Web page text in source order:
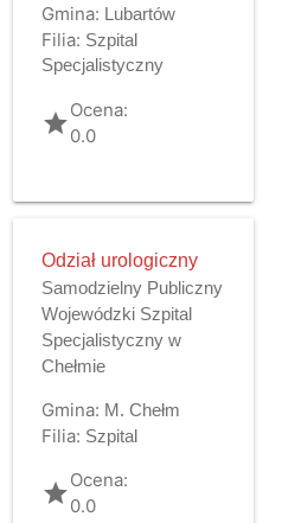
Gmina: Lubartów
Filia: Szpital
Specjalistyczny
gradeOcena:
0.0
Odział urologiczny
Samodzielny Publiczny
Wojewódzki Szpital
Specjalistyczny w
Chełmie
Gmina: M. Chełm
Filia: Szpital
gradeOcena:
0.0